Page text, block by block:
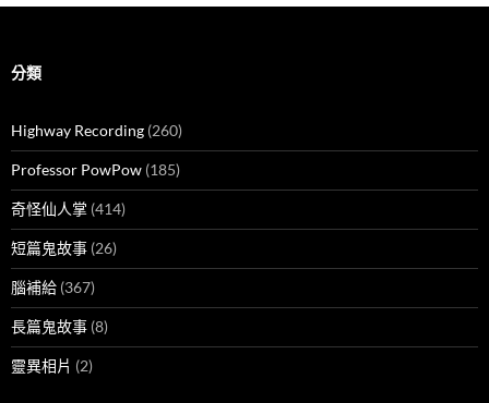
分類
Highway Recording (260)
Professor PowPow (185)
奇怪仙人掌 (414)
短篇鬼故事 (26)
腦補給 (367)
長篇鬼故事 (8)
靈異相片 (2)